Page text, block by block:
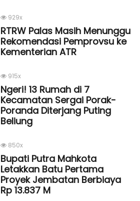
929x
RTRW Palas Masih Menunggu
Rekomendasi Pemprovsu ke
Kementerian ATR
915x
Ngeri! 13 Rumah di 7
Kecamatan Sergai Porak-
Poranda Diterjang Puting
Beliung
850x
Bupati Putra Mahkota
Letakkan Batu Pertama
Proyek Jembatan Berbiaya
Rp 13.837 M